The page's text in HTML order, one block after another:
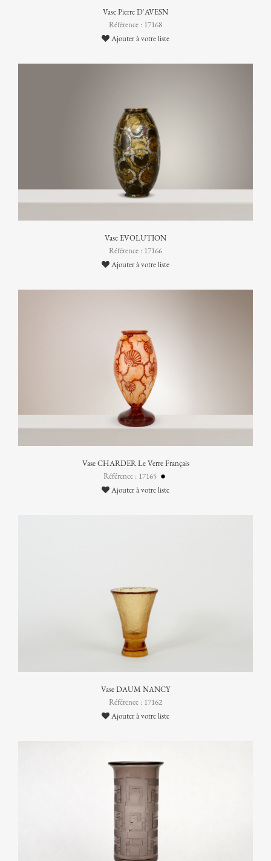
Vase Pierre D'AVESN
Référence : 17168
Ajouter à votre liste
Vase EVOLUTION
Référence : 17166
Ajouter à votre liste
Vase CHARDER Le Verre Français
Référence : 17165
Ajouter à votre liste
Vase DAUM NANCY
Référence : 17162
Ajouter à votre liste